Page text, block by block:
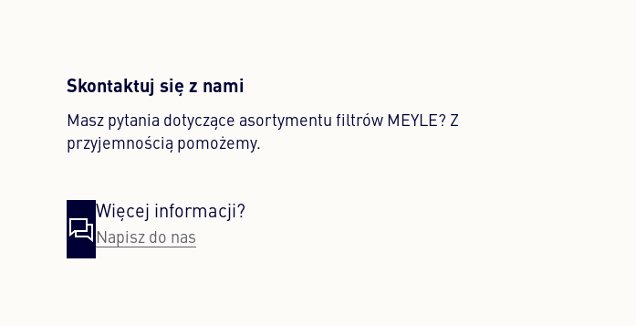
Skontaktuj się z nami
Masz pytania dotyczące asortymentu filtrów MEYLE? Z
przyjemnością pomożemy.
Więcej informacji?
Napisz do nas